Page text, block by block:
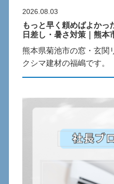
2026.08.03
もっと早く頼めばよかっ
日差し・暑さ対策｜熊本
熊本県菊池市の窓・玄関
クシマ建材の福嶋です。